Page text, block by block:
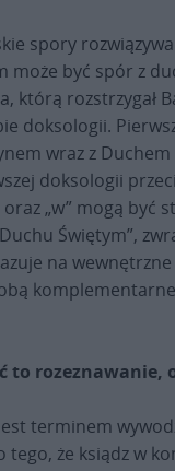
spory
może być spór z
którą rozstrzygał
doksologii.
wraz z
doksologii
oraz „w” mogą
Świętym”,
na
to rozeznawanie,
terminem
tego, że ksiądz w